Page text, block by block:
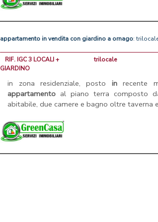
appartamento in vendita con giardino a ornago:
RIF. IGC 3 LOCALI +
GIARDINO
trilocale
in zona residenziale, posto inrecente
appartamento al piano terra composto
abitabile, due camere e bagno oltre taverna